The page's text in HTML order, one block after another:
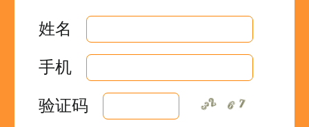
姓名
手机
验证码